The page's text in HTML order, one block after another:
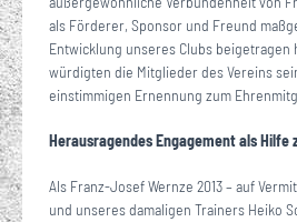
als Förderer, Sponsor und Freund
Entwicklung unseres Clubs beigetragen
würdigten die Mitglieder des Vereins
einstimmigen Ernennung zum
Herausragendes Engagement als Hilfe
Als Franz-Josef Wernze 2013 – auf
und unseres damaligen Trainers Heiko